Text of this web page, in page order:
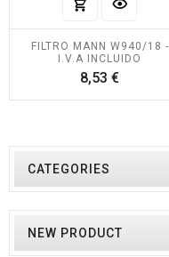
FILTRO MANN W940/18 -
I.V.A INCLUIDO
8,53 €Precio
CATEGORIES
NEW PRODUCT